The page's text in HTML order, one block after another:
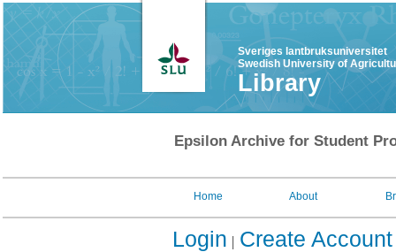
Sveriges lantbruksuniversitet
Swedish University of
Library
Epsilon Archive for Student
Home About
Login Create Account